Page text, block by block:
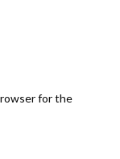
for the